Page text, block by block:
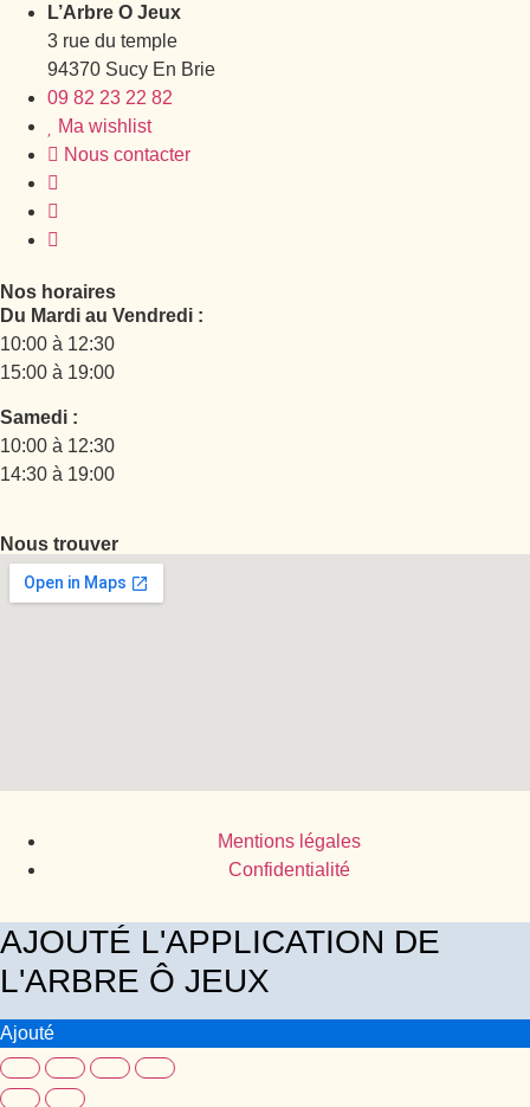
L’Arbre O Jeux
3 rue du temple
94370 Sucy En Brie
09 82 23 22 82
Ma wishlist
Nous contacter
Nos horaires
Du Mardi au Vendredi :
10:00 à 12:30
15:00 à 19:00
Samedi :
10:00 à 12:30
14:30 à 19:00
Nous trouver
Mentions légales
Confidentialité
AJOUTÉ L'APPLICATION DE
L'ARBRE Ô JEUX
Ajouté